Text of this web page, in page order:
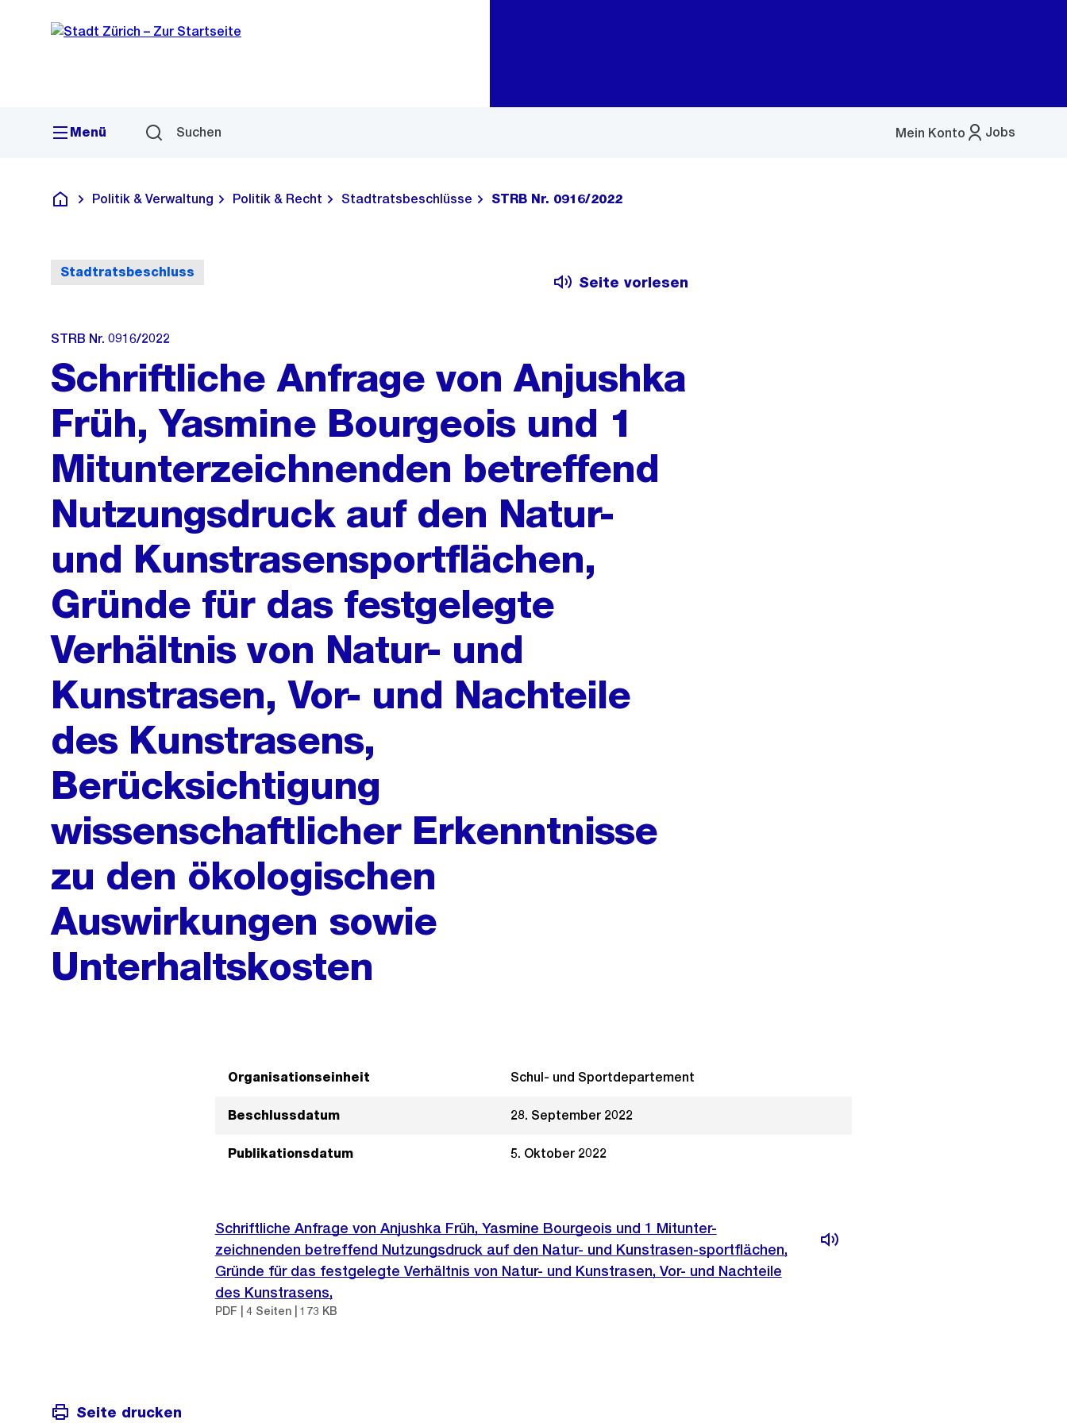
Navigation
Sprunglink
Menü Suchen Jobs
Mein Konto
Menü
Deutsch
Politik & Verwaltung Politik & Recht Stadtratsbeschlüsse STRB Nr. 0916/2022
Stadtratsbeschluss
Seite vorlesen
STRB Nr. 0916/2022
Schriftliche Anfrage von Anjushka
Früh, Yasmine Bourgeois und 1
Mitunterzeichnenden betreffend
Nutzungsdruck auf den Natur-
und Kunstrasensportflächen,
Gründe für das festgelegte
Verhältnis von Natur- und
Kunstrasen, Vor- und Nachteile
des Kunstrasens,
Berücksichtigung
wissenschaftlicher Erkenntnisse
zu den ökologischen
Auswirkungen sowie
Unterhaltskosten
Organisationseinheit Schul- und Sportdepartement
Beschlussdatum 28. September 2022
Publikationsdatum 5. Oktober 2022
Schriftliche Anfrage von Anjushka Früh, Yasmine Bourgeois und 1 Mitunter-
zeichnenden betreffend Nutzungsdruck auf den Natur- und Kunstrasen-sportflächen,
Gründe für das festgelegte Verhältnis von Natur- und Kunstrasen, Vor- und Nachteile
des Kunstrasens,
PDF | 4 Seiten | 173 KB
Seite drucken